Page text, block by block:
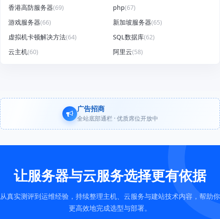
香港高防服务器(69) php(67)
游戏服务器(66) 新加坡服务器(65)
虚拟机卡顿解决方法(64) SQL数据库(62)
云主机(60) 阿里云(58)
广告招商
全站底部通栏 · 优质席位开放中
让服务器与云服务选择更有依据
从真实测评到运维经验，持续整理主机、云服务与建站技术内容，帮助你
更高效地完成选型与部署。